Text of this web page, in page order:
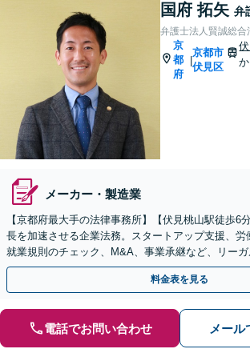
国府 拓矢 弁
弁護士法人賢誠総合
京
都
府
|
京都市
伏見区
メーカー・製造業
【京都府最大手の法律事務所】【伏見桃山駅徒歩6
長を加速させる企業法務。スタートアップ支援、労
就業規則のチェック、M&A、事業承継など、リー
て経営をサポートいたします【休日対応】
料金表を見る
電話でお問い合わせ メール